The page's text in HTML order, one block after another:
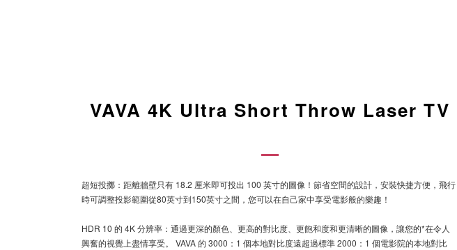
VAVA 4K Ultra Short Throw Laser TV
超短投擲：距離牆壁只有 18.2 厘米即可投出 100 英寸的圖像！節省空間的設計，安裝快捷方便，飛行
時可調整投影範圍從80英寸到150英寸之間，您可以在自己家中享受電影般的樂趣！
HDR 10 的 4K 分辨率：通過更深的顏色、更高的對比度、更飽和度和更清晰的圖像，讓您的*在令人
興奮的視覺上盡情享受。 VAVA 的 3000：1 個本地對比度遠超過標準 2000：1 個電影院的本地對比